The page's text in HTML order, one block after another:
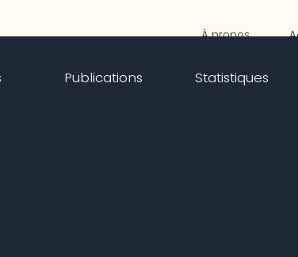
À propos
Publications Statistiques